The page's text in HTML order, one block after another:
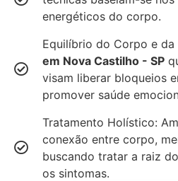
energéticos do corpo.
Equilíbrio do Corpo e da
em Nova Castilho - SP
visam liberar bloqueios
promover saúde
Tratamento Holístico:
conexão entre corpo,
buscando tratar a raiz
os sintomas.